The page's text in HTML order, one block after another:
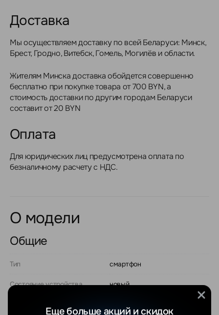
Доставка
Мы осуществляем доставку по всей Беларуси: Минск,
Брест, Гродно, Витебск, Гомель, Могилёв и области.
Жителям Минска доставка обойдется совершенно
бесплатно при покупке товара от 700 BYN, а
стоимость доставки по другим городам Беларуси
составит от 20 BYN
Оплата
Для юридических лиц предусмотрена оплата по
безналичному расчету с НДС.
О модели
Общие
Тип смартфон
Состояние устройства новый
Еще больше акций и скидок